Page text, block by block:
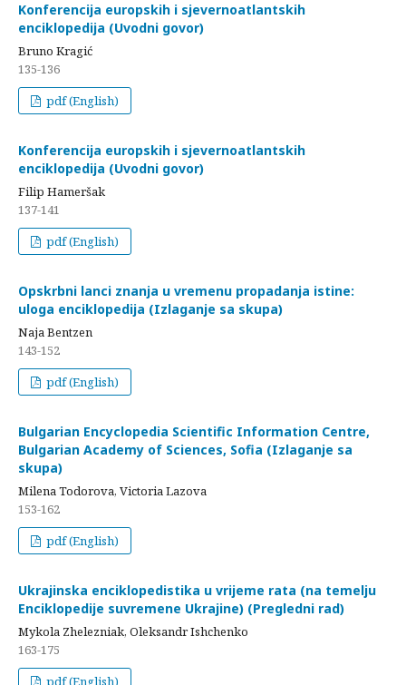
Konferencija europskih i sjevernoatlantskih
enciklopedija (Uvodni govor)
Bruno Kragić
135-136
pdf (English)
Konferencija europskih i sjevernoatlantskih
enciklopedija (Uvodni govor)
Filip Hameršak
137-141
pdf (English)
Opskrbni lanci znanja u vremenu propadanja istine:
uloga enciklopedija (Izlaganje sa skupa)
Naja Bentzen
143-152
pdf (English)
Bulgarian Encyclopedia Scientific Information Centre,
Bulgarian Academy of Sciences, Sofia (Izlaganje sa
skupa)
Milena Todorova, Victoria Lazova
153-162
pdf (English)
Ukrajinska enciklopedistika u vrijeme rata (na temelju
Enciklopedije suvremene Ukrajine) (Pregledni rad)
Mykola Zhelezniak, Oleksandr Ishchenko
163-175
pdf (English)